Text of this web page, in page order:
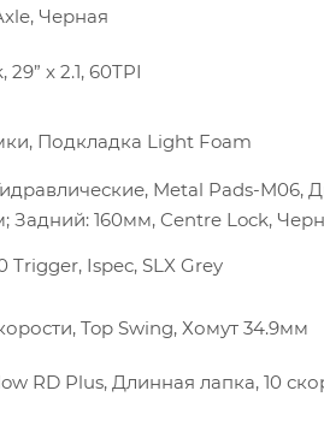
Черная
x 2.1, 60TPI
Подкладка Light Foam
Metal Pads-M06,
Задний: 160мм, Centre Lock,
Trigger, Ispec, SLX Grey
Top Swing, Хомут 34.9мм
RD Plus, Длинная лапка, 10